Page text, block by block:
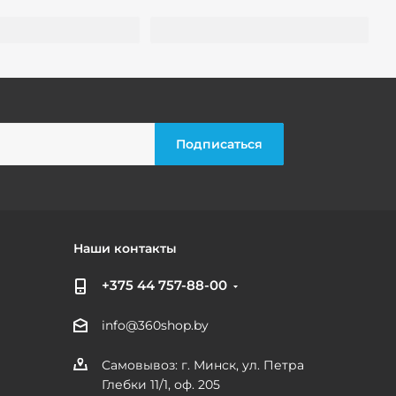
Наши контакты
+375 44 757-88-00
info@360shop.by
Самовывоз: г. Минск, ул. Петра
Глебки 11/1, оф. 205